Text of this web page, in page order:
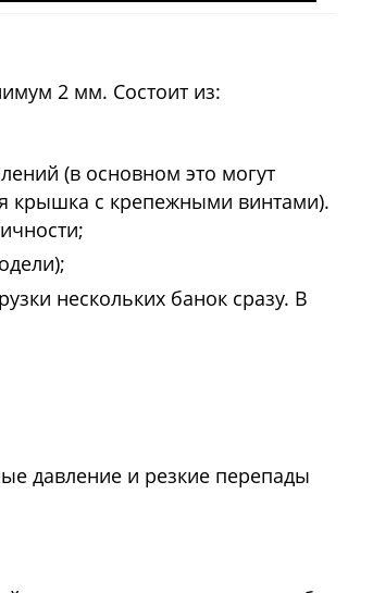
2 мм. Состоит из:
(в основном это могут
крышка с крепежными винтами).
нескольких банок сразу. В
давление и резкие перепады